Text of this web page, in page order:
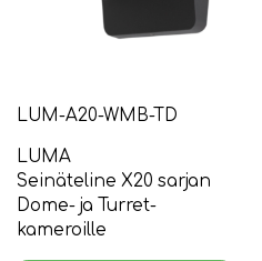
LUM-A20-WMB-TD
LUMA
Seinäteline X20 sarjan
Dome- ja Turret-
kameroille